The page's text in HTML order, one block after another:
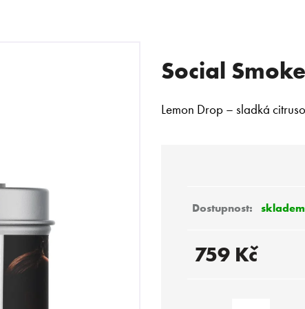
Social
Lemon Drop – sladká
skladem
759 Kč
POTŘEBUJETE NAJÍT?